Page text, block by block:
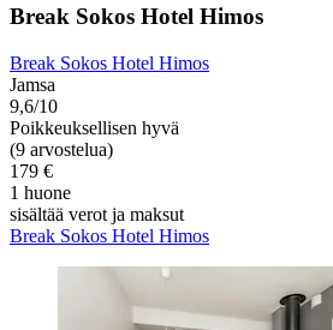
Break Sokos Hotel Himos
Break Sokos Hotel Himos
Jamsa
9,6/10
Poikkeuksellisen hyvä
(9 arvostelua)
179 €
1 huone
sisältää verot ja maksut
Break Sokos Hotel Himos